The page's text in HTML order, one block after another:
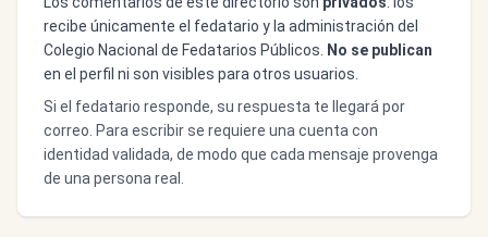
recibe únicamente el fedatario y la administración del
Colegio Nacional de Fedatarios Públicos.
No se publican
en el perfil ni son visibles para otros usuarios.
Si el fedatario responde, su respuesta te llegará por
correo. Para escribir se requiere una cuenta con
identidad validada, de modo que cada mensaje provenga
de una persona real.